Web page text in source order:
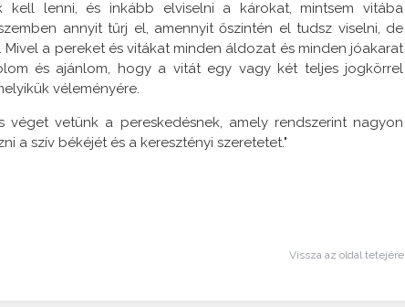
kell lenni, és inkább elviselni a károkat, mintsem vitába
annyit tűrj el, amennyit őszintén el tudsz viselni, de
a pereket és vitákat minden áldozat és minden jóakarat
és ajánlom, hogy a vitát egy vagy két teljes jogkörrel
véleményére.
véget vetünk a pereskedésnek, amely rendszerint nagyon
a szív békéjét és a keresztényi szeretetet."
Vissza az oldal tetejére